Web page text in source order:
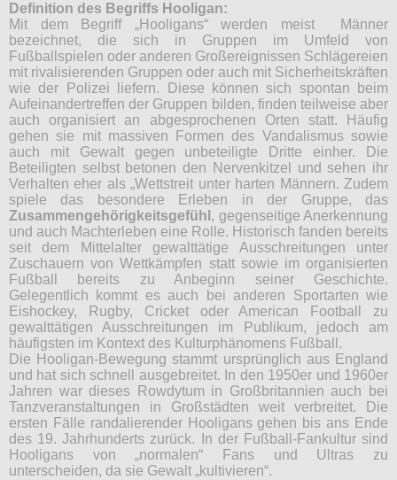
Definition des Begriffs Hooligan:
Mit dem Begriff „Hooligans“ werden meist Männer
bezeichnet, die sich in Gruppen im Umfeld von
Fußballspielen oder anderen Großereignissen Schlägereien
mit rivalisierenden Gruppen oder auch mit Sicherheitskräften
wie der Polizei liefern. Diese können sich spontan beim
Aufeinandertreffen der Gruppen bilden, finden teilweise aber
auch organisiert an abgesprochenen Orten statt. Häufig
gehen sie mit massiven Formen des Vandalismus sowie
auch mit Gewalt gegen unbeteiligte Dritte einher. Die
Beteiligten selbst betonen den Nervenkitzel und sehen ihr
Verhalten eher als „Wettstreit unter harten Männern. Zudem
spiele das besondere Erleben in der Gruppe, das
Zusammengehörigkeitsgefühl , gegenseitige Anerkennung
und auch Machterleben eine Rolle. Historisch fanden bereits
seit dem Mittelalter gewalttätige Ausschreitungen unter
Zuschauern von Wettkämpfen statt sowie im organisierten
Fußball bereits zu Anbeginn seiner Geschichte.
Gelegentlich kommt es auch bei anderen Sportarten wie
Eishockey, Rugby, Cricket oder American Football zu
gewalttätigen Ausschreitungen im Publikum, jedoch am
häufigsten im Kontext des Kulturphänomens Fußball.
Die Hooligan-Bewegung stammt ursprünglich aus England
und hat sich schnell ausgebreitet. In den 1950er und 1960er
Jahren war dieses Rowdytum in Großbritannien auch bei
Tanzveranstaltungen in Großstädten weit verbreitet. Die
ersten Fälle randalierender Hooligans gehen bis ans Ende
des 19. Jahrhunderts zurück. In der Fußball-Fankultur sind
Hooligans von „normalen“ Fans und Ultras zu
unterscheiden, da sie Gewalt „kultivieren“.